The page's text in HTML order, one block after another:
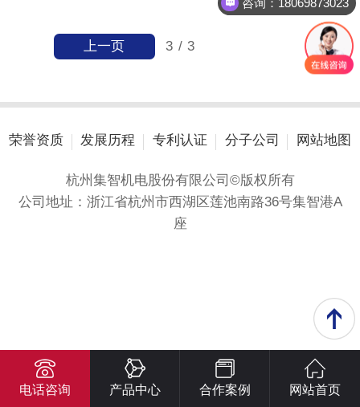
3 / 3
上一页
荣誉资质 发展历程 专利认证 分子公司 网站地图
杭州集智机电股份有限公司©版权所有
公司地址：浙江省杭州市西湖区莲池南路36号集智港A
座
电话咨询 产品中心 合作案例 网站首页